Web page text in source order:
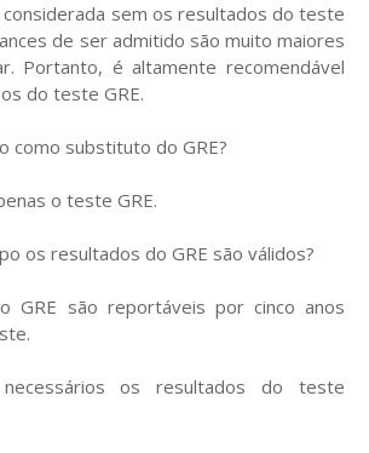
considerada sem os resultados do teste
de ser admitido são muito maiores
Portanto, é altamente recomendável
do teste GRE.
como substituto do GRE?
o teste GRE.
os resultados do GRE são válidos?
GRE são reportáveis ​​por cinco anos
os resultados do teste